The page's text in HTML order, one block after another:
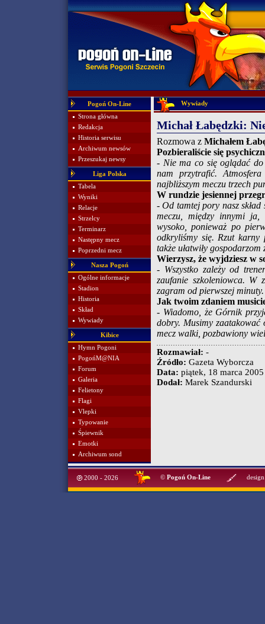
Pogoń On-Line
Strona główna
Redakcja
Historia serwisu
Archiwum newsów
Przeszukaj newsy
Liga Polska
Tabela
Wyniki
Relacje
Strzelcy
Terminarz
Następny mecz
Poprzedni mecz
Nasza Pogoń
Ogólne informacje
Stadion
Historia
Skład
Wywiady
Kibice
Hymn Pogoni
PogońM@NIA
Forum
Galeria
Felietony
Flagi
Vlepki
Typowanie
Śpiewnik
Emotki
Archiwum sond
Wywiady
Michał Łabędzki:
Rozmowa z Michałem
Pozbieraliście się
- Nie ma co się oglądać do
nam przytrafić.
najbliższym meczu trzech
W rundzie jesiennej
- Od tamtej pory nasz
meczu, między innymi ja,
wysoko, ponieważ po
odkryliśmy się. Rzut
także ułatwiły
Wierzysz, że wyjdziesz w
- Wszystko zależy od
zaufanie szkoleniowca. W
zagram od pierwszej minuty.
Jak twoim zdaniem
- Wiadomo, że Górnik
dobry. Musimy
mecz walki, pozbawiony
Rozmawiał: -
Źródło: Gazeta Wyborcza
Data: piątek, 18 marca 2005
Dodał: Marek Szandurski
2000 - 2026 © Pogoń On-Line